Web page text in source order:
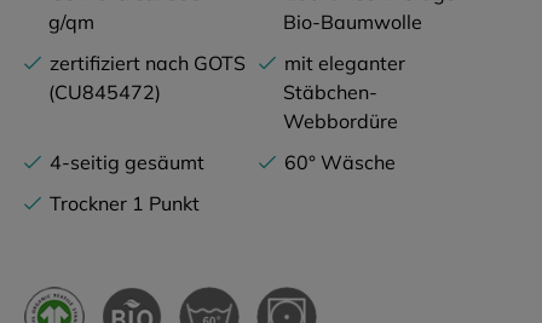
g/qm
Bio-Baumwolle
zertifiziert nach GOTS
(CU845472)
mit eleganter
Stäbchen-
Webbordüre
4-seitig gesäumt
60° Wäsche
Trockner 1 Punkt